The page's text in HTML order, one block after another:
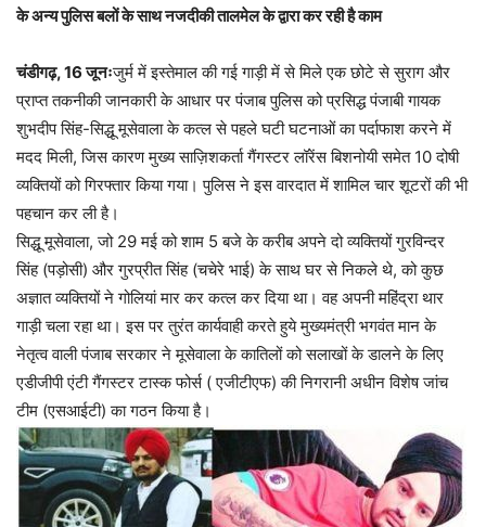
के अन्य पुलिस बलों के साथ नजदीकी तालमेल के द्वारा कर रही है काम
चंडीगढ़, 16 जूनःजुर्म में इस्तेमाल की गई गाड़ी में से मिले एक छोटे से सुराग और
प्राप्त तकनीकी जानकारी के आधार पर पंजाब पुलिस को प्रसिद्ध पंजाबी गायक
शुभदीप सिंह-सिद्धू मूसेवाला के कत्ल से पहले घटी घटनाओं का पर्दाफाश करने में
मदद मिली, जिस कारण मुख्य साज़िशकर्ता गैंगस्टर लॉरेंस बिशनोयी समेत 10 दोषी
व्यक्तियों को गिरफ्तार किया गया। पुलिस ने इस वारदात में शामिल चार शूटरों की भी
पहचान कर ली है।
सिद्धू मूसेवाला, जो 29 मई को शाम 5 बजे के करीब अपने दो व्यक्तियों गुरविन्दर
सिंह (पड़ोसी) और गुरप्रीत सिंह (चचेरे भाई) के साथ घर से निकले थे, को कुछ
अज्ञात व्यक्तियों ने गोलियां मार कर कत्ल कर दिया था। वह अपनी महिंद्रा थार
गाड़ी चला रहा था। इस पर तुरंत कार्यवाही करते हुये मुख्यमंत्री भगवंत मान के
नेतृत्व वाली पंजाब सरकार ने मूसेवाला के कातिलों को सलाखों के डालने के लिए
एडीजीपी एंटी गैंगस्टर टास्क फोर्स ( एजीटीएफ) की निगरानी अधीन विशेष जांच
टीम (एसआईटी) का गठन किया है।